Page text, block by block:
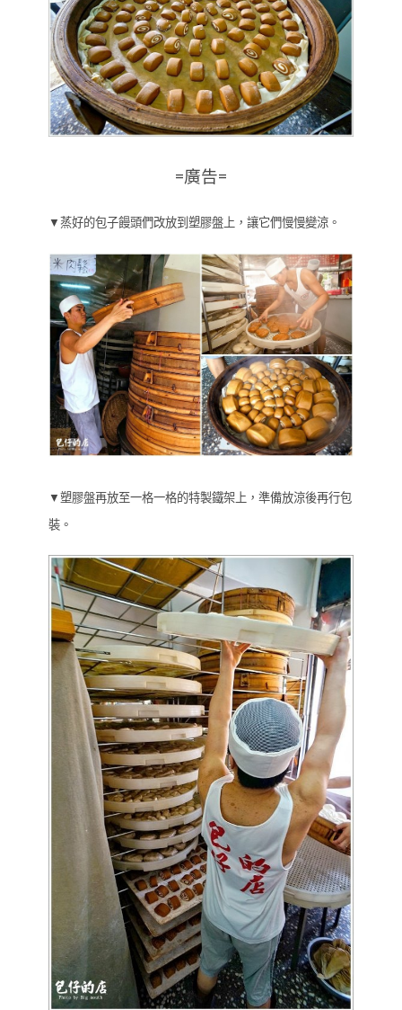
=廣告=
▼蒸好的包子饅頭們改放到塑膠盤上，讓它們慢慢變涼。
▼塑膠盤再放至一格一格的特製鐵架上，準備放涼後再行包
裝。